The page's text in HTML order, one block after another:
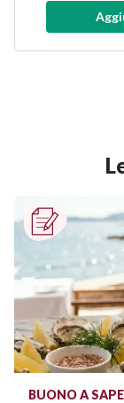
BUONO A